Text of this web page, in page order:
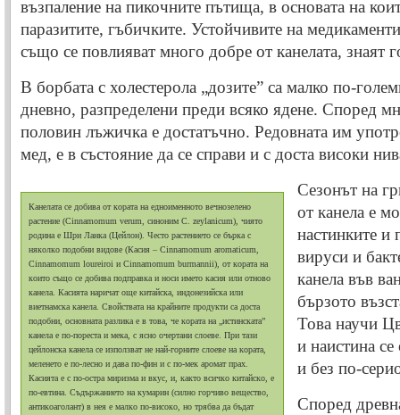
възпаление на пикочните пътища, в основата на
паразитите, гъбичките. Устойчивите на
също се повлияват много добре от канелата, знаят
В борбата с холестерола „дозите” са малко по-
дневно, разпределени преди всяко ядене. Според
половин лъжичка е достатъчно. Редовната им
мед, е в състояние да се справи и с доста високи
Канелата се добива от кората на едноименното вечнозелено
растение (Cinnamomum verum, синоним C. zeylanicum), чиято
родина е Шри Ланка (Цейлон). Често растението се бърка с
няколко подобни видове (Касия – Cinnamomum aromaticum,
Cinnamomum loureiroi и Cinnamomum burmannii), от кората на
които също се добива подправка и носи името касия или отново
канела. Касията наричат още китайска, индонезийска или
виетнамска канела. Свойствата на крайните продукти са доста
подобни, основната разлика е в това, че кората на „истинската”
канела е по-пореста и мека, с ясно очертани слоеве. При тази
цейлонска канела се използват не най-горните слоеве на кората,
меленето е по-лесно и дава по-фин и с по-мек аромат прах.
Касията е с по-остра миризма и вкус, и, както всичко китайско, е
по-евтина. Съдържанието на кумарин (силно горчиво вещество,
антикоаголант) в нея е малко по-високо, но трябва да бъдат
Сезонът на
от канела е
настинките и
вируси и
канела във
бързото
Това научи
и наистина
и без по-
Според